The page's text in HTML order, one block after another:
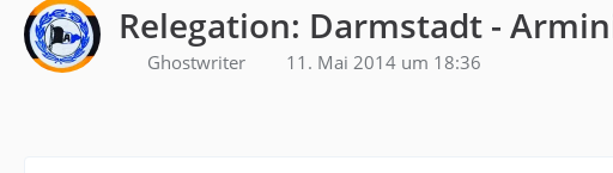
Relegation: Darmstadt -
Ghostwriter 11. Mai 2014 um 18:36